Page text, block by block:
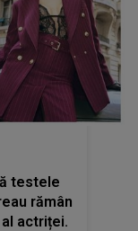
testele
rămân
al actriței.